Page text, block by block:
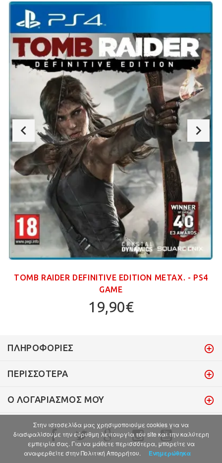
TOMB RAIDER DEFINITIVE EDITION ΜΕΤΑΧ. - PS4
GAME
19,90€
ΠΛΗΡΟΦΟΡΊΕΣ
ΠΕΡΙΣΣΌΤΕΡΑ
Ο ΛΟΓΑΡΙΑΣΜΌΣ ΜΟΥ
Στην ιστοσελίδα μας χρησιμοποιούμε cookies για να
διασφαλίσουμε την εύρυθμη λειτουργία του site και την καλύτερη
εμπειρία σας. Για να μάθετε περισσότερα, μπορείτε να
αναφερθείτε στην Πολιτική Απορρήτου.
Ενημερώθηκα